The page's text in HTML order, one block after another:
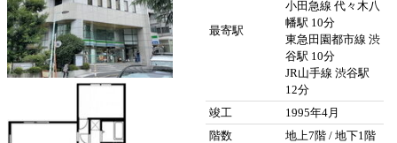
最寄駅
小田急線 代々木八
幡駅 10分
東急田園都市線 渋
谷駅 10分
JR山手線 渋谷駅
12分
竣工
1995年4月
階数
地上7階 / 地下1階